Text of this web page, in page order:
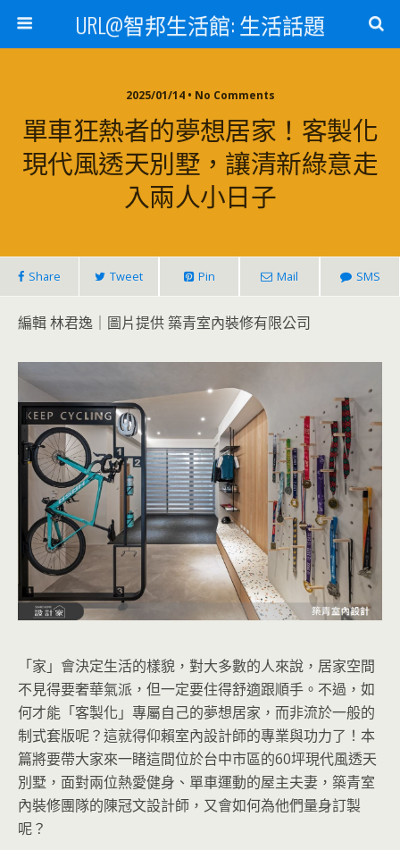
URL@智邦生活館: 生活話題
2025/01/14 • No Comments
單車狂熱者的夢想居家！客製化
現代風透天別墅，讓清新綠意走
入兩人小日子
Share Tweet Pin Mail SMS
編輯 林君逸｜圖片提供 築青室內裝修有限公司
「家」會決定生活的樣貌，對大多數的人來說，居家空間
不見得要奢華氣派，但一定要住得舒適跟順手。不過，如
何才能「客製化」專屬自己的夢想居家，而非流於一般的
制式套版呢？這就得仰賴室內設計師的專業與功力了！本
篇將要帶大家來一睹這間位於台中市區的60坪現代風透天
別墅，面對兩位熱愛健身、單車運動的屋主夫妻，築青室
內裝修團隊的陳冠文設計師，又會如何為他們量身訂製
呢？